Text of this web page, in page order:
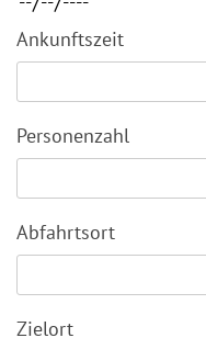
Ankunftszeit
Personenzahl
Abfahrtsort
Zielort